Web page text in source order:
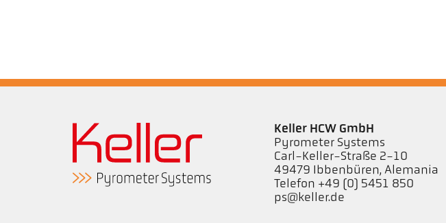
Keller HCW GmbH
Pyrometer Systems
Carl-Keller-Straße 2-10
49479 Ibbenbüren, Alemania
Telefon +49 (0) 5451 850
ps@keller.de